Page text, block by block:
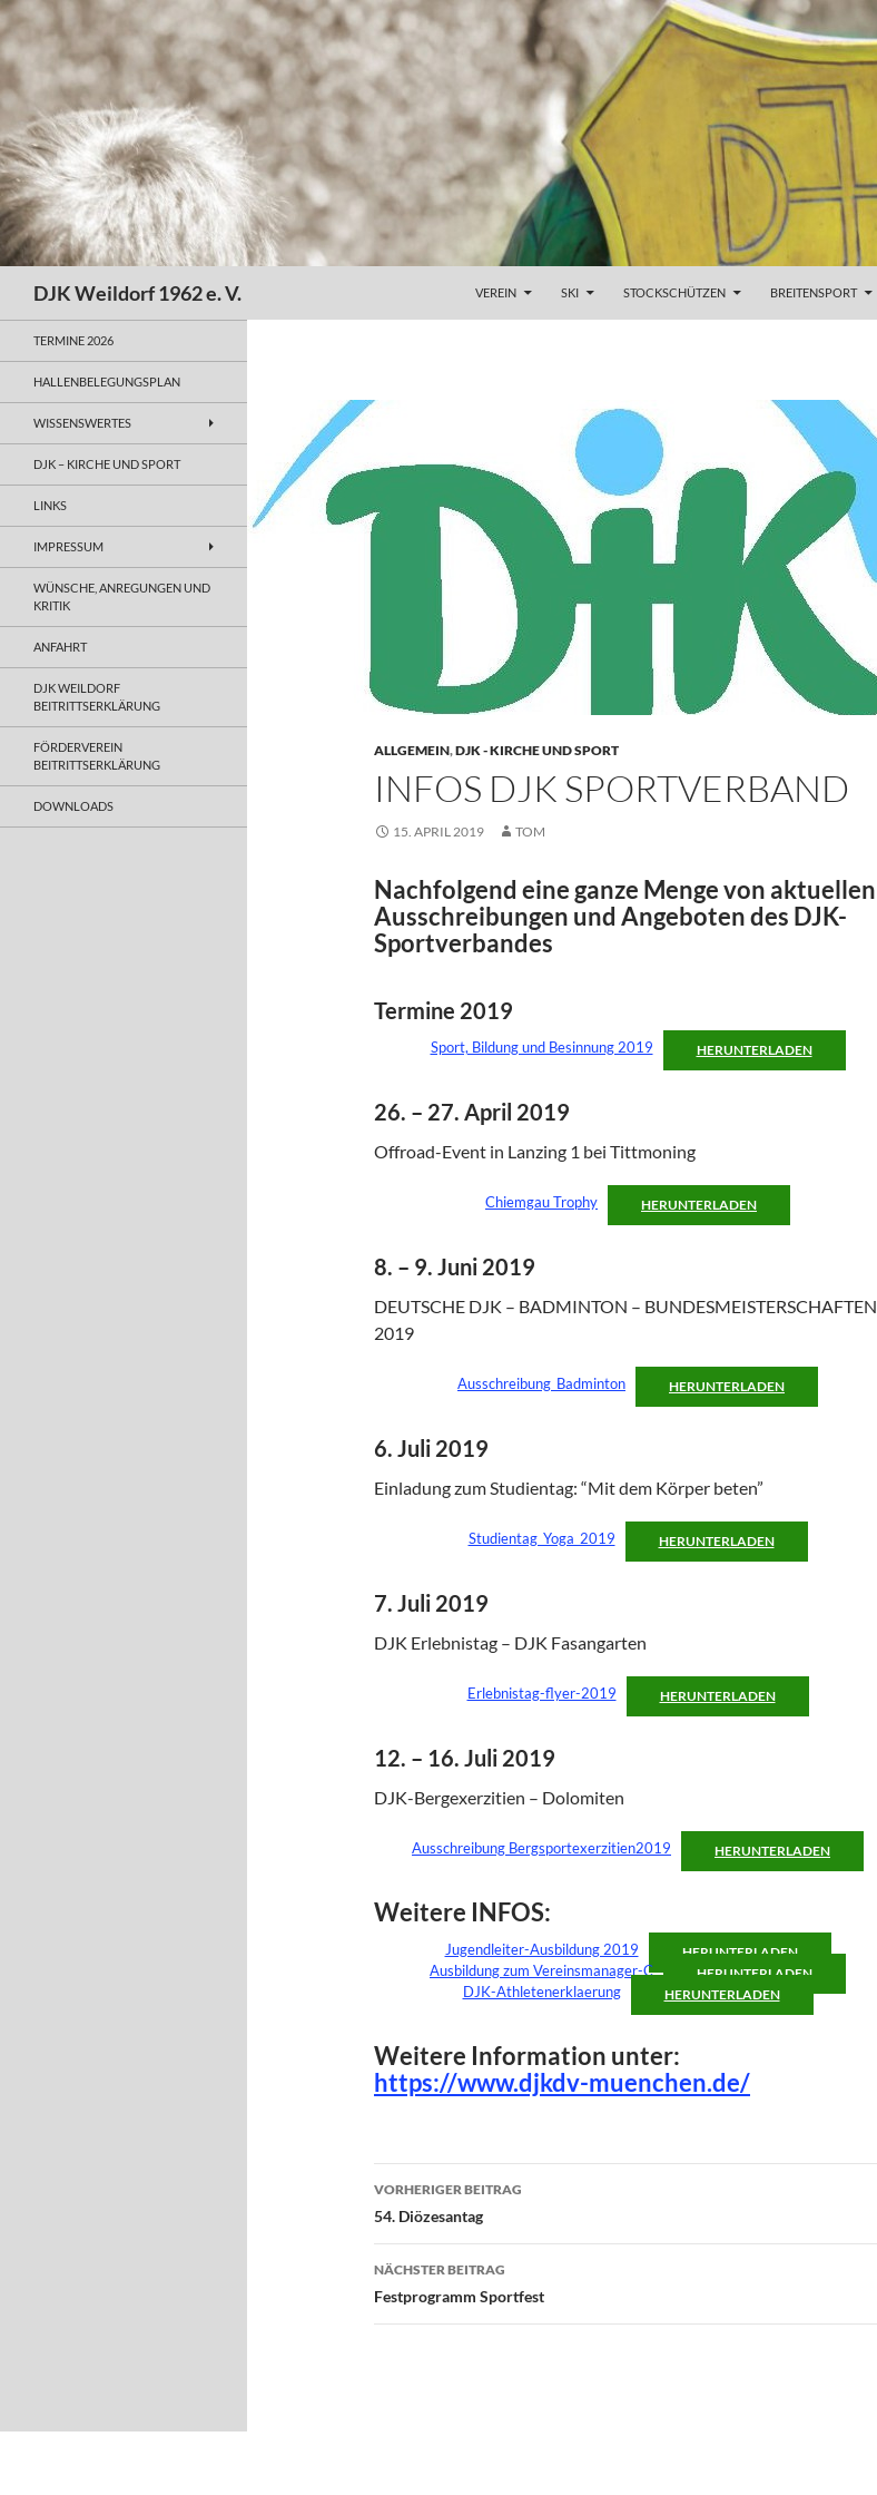
Zum
Inhalt
springen
DJK Weildorf 1962 e. V. VEREIN SKI STOCKSCHÜTZEN BREITENSPORT
ALLGEMEIN,DJK - KIRCHE UND SPORT
INFOS DJK SPORTVERBAND
15. APRIL 2019 TOM
Nachfolgend eine ganze Menge von aktuellen
Ausschreibungen und Angeboten des DJK-
Sportverbandes
Termine 2019
Sport, Bildung und Besinnung 2019 HERUNTERLADEN
26. – 27. April 2019
Offroad-Event in Lanzing 1 bei Tittmoning
Chiemgau Trophy HERUNTERLADEN
8. – 9. Juni 2019
DEUTSCHE DJK – BADMINTON – BUNDESMEISTERSCHAFTEN
2019
Ausschreibung_Badminton HERUNTERLADEN
6. Juli 2019
Einladung zum Studientag: “Mit dem Körper beten”
Studientag_Yoga_2019 HERUNTERLADEN
7. Juli 2019
DJK Erlebnistag – DJK Fasangarten
Erlebnistag-flyer-2019 HERUNTERLADEN
12. – 16. Juli 2019
DJK-Bergexerzitien – Dolomiten
Ausschreibung Bergsportexerzitien2019 HERUNTERLADEN
Weitere INFOS:
Jugendleiter-Ausbildung 2019 HERUNTERLADEN
Ausbildung zum Vereinsmanager-C HERUNTERLADEN
DJK-Athletenerklaerung HERUNTERLADEN
Weitere Information unter:
https://www.djkdv-muenchen.de/
Beitragsnavigation
VORHERIGER BEITRAG
54. Diözesantag
NÄCHSTER BEITRAG
Festprogramm Sportfest
TERMINE 2026
HALLENBELEGUNGSPLAN
WISSENSWERTES
DJK – KIRCHE UND SPORT
LINKS
IMPRESSUM
WÜNSCHE, ANREGUNGEN UND
KRITIK
ANFAHRT
DJK WEILDORF
BEITRITTSERKLÄRUNG
FÖRDERVEREIN
BEITRITTSERKLÄRUNG
DOWNLOADS